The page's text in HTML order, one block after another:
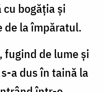
bogăția și
de la împăratul.
de lume și
a dus în taină la